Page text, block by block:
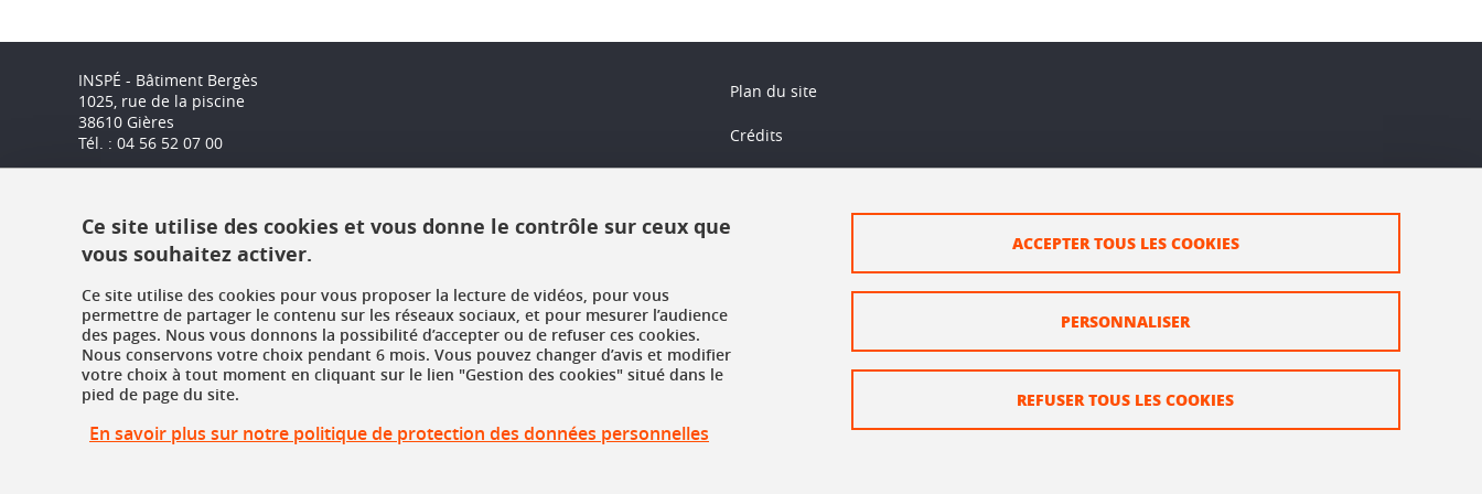
INSPÉ - Bâtiment Bergès
1025, rue de la piscine
38610 Gières
Tél. : 04 56 52 07 00
Plan du site
Crédits
Organisation et contacts
Accessibilité : non conforme
Ce site utilise des cookies et vous donne le contrôle sur ceux que
vous souhaitez activer.
Ce site utilise des cookies pour vous proposer la lecture de vidéos, pour vous
permettre de partager le contenu sur les réseaux sociaux, et pour mesurer l’audience
des pages. Nous vous donnons la possibilité d’accepter ou de refuser ces cookies.
Nous conservons votre choix pendant 6 mois. Vous pouvez changer d’avis et modifier
votre choix à tout moment en cliquant sur le lien "Gestion des cookies" situé dans le
pied de page du site.
En savoir plus sur notre politique de protection des données personnelles
ACCEPTER TOUS LES COOKIES
REFUSER TOUS LES COOKIES
PERSONNALISER